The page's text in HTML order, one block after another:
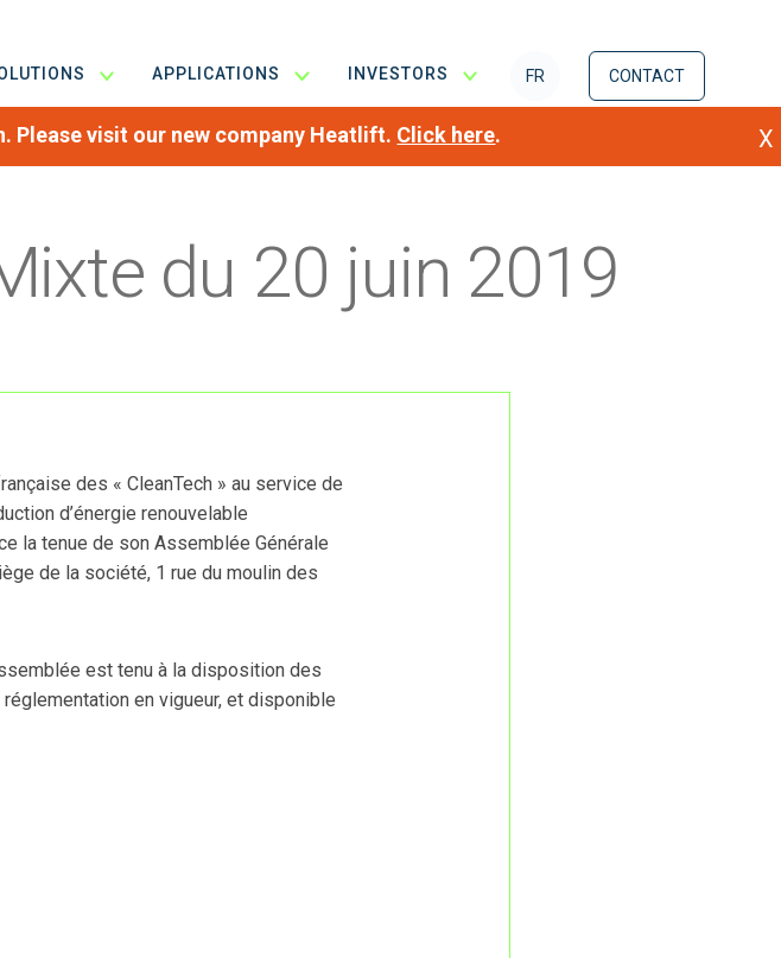
APPLICATIONS INVESTORS FR CONTACT
Please visit our new company Heatlift. Click here. X
du 20 juin 2019
des « CleanTech » au service de
d’énergie renouvelable
la tenue de son Assemblée Générale
de la société, 1 rue du moulin des
est tenu à la disposition des
en vigueur, et disponible